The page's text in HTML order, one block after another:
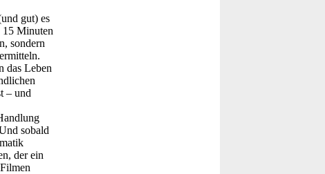
gut) es
15 Minuten
sondern
das Leben
– und
sobald
der ein